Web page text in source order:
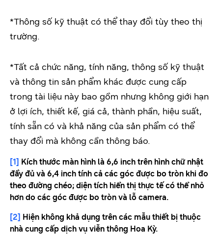
*Thông số kỹ thuật có thể thay đổi tùy theo thị
trường.
*Tất cả chức năng, tính năng, thông số kỹ thuật
và thông tin sản phẩm khác được cung cấp
trong tài liệu này bao gồm nhưng không giới hạn
ở lợi ích, thiết kế, giá cả, thành phần, hiệu suất,
tính sẵn có và khả năng của sản phẩm có thể
thay đổi mà không cần thông báo.
[1] Kích thước màn hình là 6,6 inch trên hình chữ nhật
đầy đủ và 6,4 inch tính cả các góc được bo tròn khi đo
theo đường chéo; diện tích hiển thị thực tế có thể nhỏ
hơn do các góc được bo tròn và lỗ camera.
[2] Hiện không khả dụng trên các mẫu thiết bị thuộc
nhà cung cấp dịch vụ viễn thông Hoa Kỳ.